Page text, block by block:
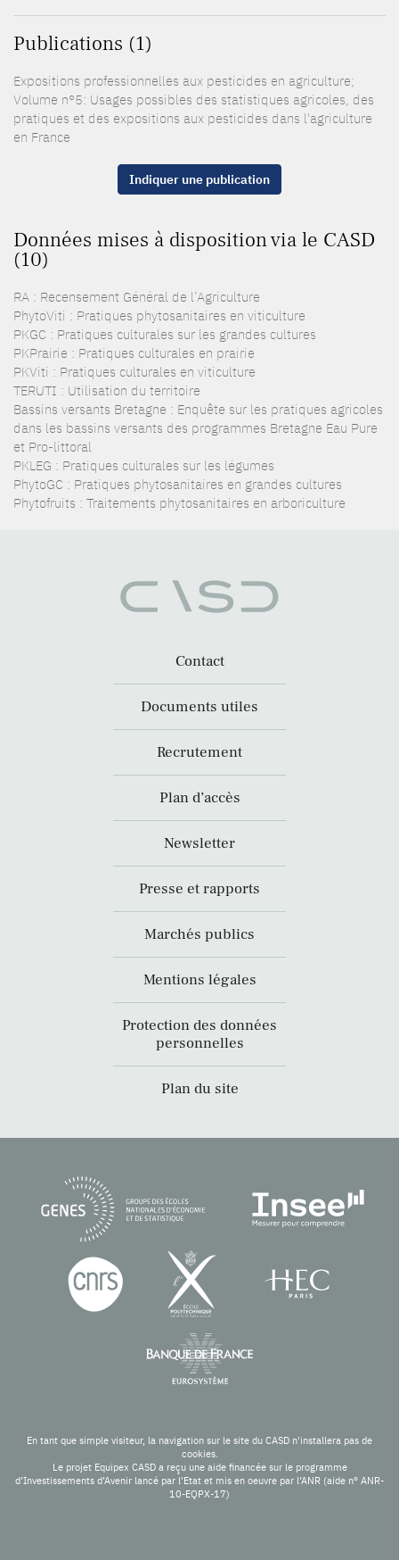
Publications (1)
Expositions professionnelles aux pesticides en agriculture;
Volume n°5: Usages possibles des statistiques agricoles, des
pratiques et des expositions aux pesticides dans l'agriculture
en France
Indiquer une publication
Données mises à disposition via le CASD
(10)
RA : Recensement Général de l’Agriculture
PhytoViti : Pratiques phytosanitaires en viticulture
PKGC : Pratiques culturales sur les grandes cultures
PKPrairie : Pratiques culturales en prairie
PKViti : Pratiques culturales en viticulture
TERUTI : Utilisation du territoire
Bassins versants Bretagne : Enquête sur les pratiques agricoles
dans les bassins versants des programmes Bretagne Eau Pure
et Pro-littoral
PKLEG : Pratiques culturales sur les légumes
PhytoGC : Pratiques phytosanitaires en grandes cultures
Phytofruits : Traitements phytosanitaires en arboriculture
Contact
Documents utiles
Recrutement
Plan d’accès
Newsletter
Presse et rapports
Marchés publics
Mentions légales
Protection des données
personnelles
Plan du site
En tant que simple visiteur, la navigation sur le site du CASD n'installera pas de
cookies.
Le projet Equipex CASD a reçu une aide financée sur le programme
d’Investissements d’Avenir lancé par l’Etat et mis en oeuvre par l’ANR (aide n° ANR-
10-EQPX-17)